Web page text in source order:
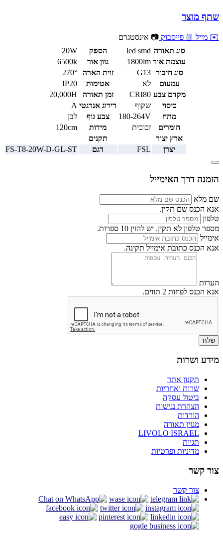
שתף מוצר
✉️ מייל 📘 פייסבוק 📷 אינסטגרם
סוג תאורה led smd הספק
20W
עוצמת אור 1800lm גוון אור
6500k
סוג חיבור G13 זוית הארה
270°
עמעום
לא אטימות
IP20
מקדם צבע CRI80 זמן תאורה
20,000H
כיסוי
שקוף דירוג אנרגטי A
מתח
180-264V צבע גוף
לבן
חומרים
זכוכית מידות
120cm
ארץ יצור
תקנים
יצרן
FSL דגם FS-T8-20W-D-GL-ST
הזמנה דרך האימייל
שם מלא
אנא הכנס שם תקין.
טלפון
מספר טלפון לא תקין. יש להזין 10 ספרות.
אימייל
אנא הכנס כתובת אימייל תקינה.
הערות
אנא הכנס לפחות 2 תווים.
שלח
מידע ושרות
תקנון אתר
שרות ואחריות
ביטול עסקה
הצהרת נגישות
הורדות
מגזין תאורה
LIVOLO ISRAEL
תגיות
מדיניות ופרטיות
צור קשר
צור קשר